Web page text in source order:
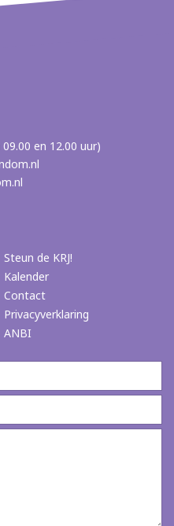
en 12.00 uur)
Steun de KRJ!
Kalender
Contact
Privacyverklaring
ANBI